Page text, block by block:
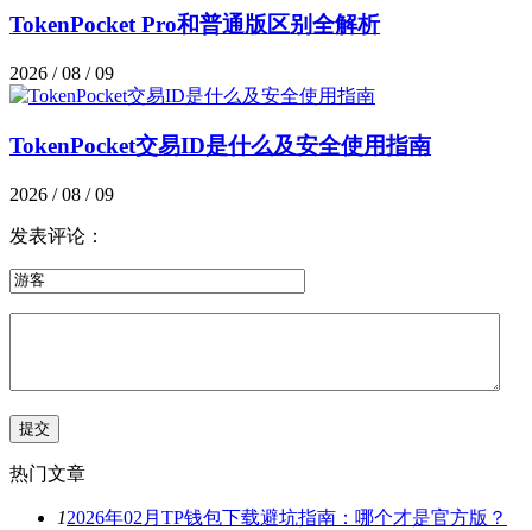
TokenPocket Pro和普通版区别全解析
2026 / 08 / 09
TokenPocket交易ID是什么及安全使用指南
2026 / 08 / 09
发表评论：
热门文章
12026年02月TP钱包下载避坑指南：哪个才是官方版？